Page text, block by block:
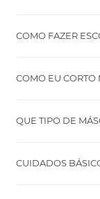
COMO FAZER
COMO EU CORTO
QUE TIPO DE
CUIDADOS